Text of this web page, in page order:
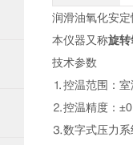
润滑油氧化安
本仪器又称旋转
技术参数
⒈控温范围：
⒉控温精度：
⒊数字式压力系